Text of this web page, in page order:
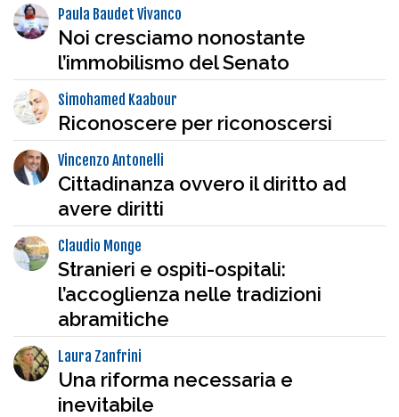
Paula Baudet Vivanco
Noi cresciamo nonostante
l’immobilismo del Senato
Simohamed Kaabour
Riconoscere per riconoscersi
Vincenzo Antonelli
Cittadinanza ovvero il diritto ad
avere diritti
Claudio Monge
Stranieri e ospiti-ospitali:
l’accoglienza nelle tradizioni
abramitiche
Laura Zanfrini
Una riforma necessaria e
inevitabile